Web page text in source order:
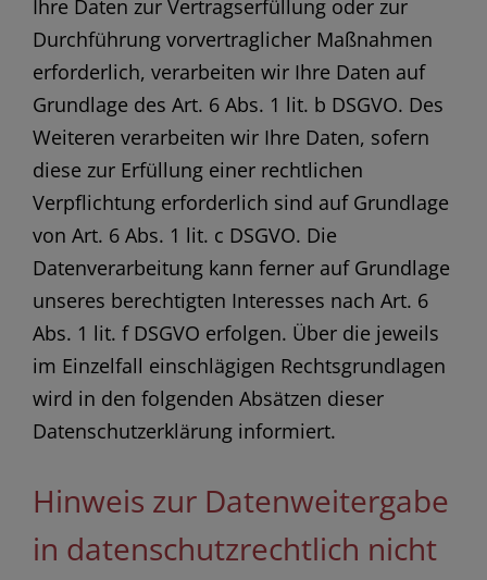
Ihre Daten zur Vertragserfüllung oder zur
Durchführung vorvertraglicher Maßnahmen
erforderlich, verarbeiten wir Ihre Daten auf
Grundlage des Art. 6 Abs. 1 lit. b DSGVO. Des
Weiteren verarbeiten wir Ihre Daten, sofern
diese zur Erfüllung einer rechtlichen
Verpflichtung erforderlich sind auf Grundlage
von Art. 6 Abs. 1 lit. c DSGVO. Die
Datenverarbeitung kann ferner auf Grundlage
unseres berechtigten Interesses nach Art. 6
Abs. 1 lit. f DSGVO erfolgen. Über die jeweils
im Einzelfall einschlägigen Rechtsgrundlagen
wird in den folgenden Absätzen dieser
Datenschutzerklärung informiert.
Hinweis zur Datenweitergabe
in datenschutzrechtlich nicht